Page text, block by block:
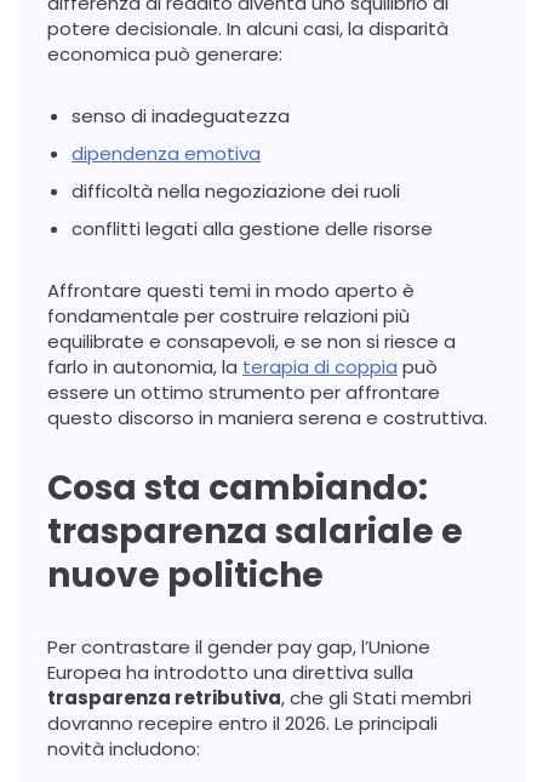
potere decisionale. In alcuni casi, la disparità
economica può generare:
senso di inadeguatezza
dipendenza emotiva
difficoltà nella negoziazione dei ruoli
conflitti legati alla gestione delle risorse
Affrontare questi temi in modo aperto è
fondamentale per costruire relazioni più
equilibrate e consapevoli, e se non si riesce a
farlo in autonomia, la terapia di coppia può
essere un ottimo strumento per affrontare
questo discorso in maniera serena e costruttiva.
Cosa sta cambiando:
trasparenza salariale e
nuove politiche
Per contrastare il gender pay gap, l’Unione
Europea ha introdotto una direttiva sulla
trasparenza retributiva, che gli Stati membri
dovranno recepire entro il 2026. Le principali
novità includono: